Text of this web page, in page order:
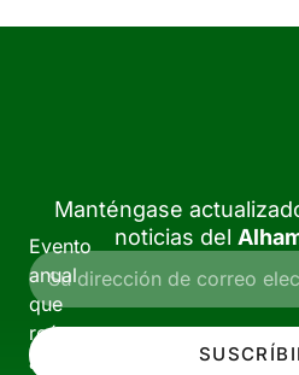
Evento
anual
que
reúne
a
Manténgase
noticias del